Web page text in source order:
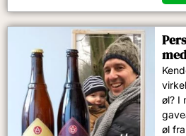
øl? I
øl